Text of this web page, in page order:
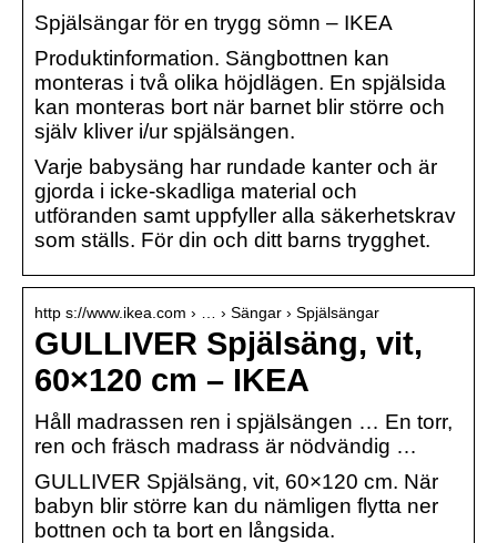
Spjälsängar för en trygg sömn – IKEA
Produktinformation. Sängbottnen kan
monteras i två olika höjdlägen. En spjälsida
kan monteras bort när barnet blir större och
själv kliver i/ur spjälsängen.
Varje babysäng har rundade kanter och är
gjorda i icke-skadliga material och
utföranden samt uppfyller alla säkerhetskrav
som ställs. För din och ditt barns trygghet.
http s://www.ikea.com › … › Sängar › Spjälsängar
GULLIVER Spjälsäng, vit,
60×120 cm – IKEA
Håll madrassen ren i spjälsängen … En torr,
ren och fräsch madrass är nödvändig …
GULLIVER Spjälsäng, vit, 60×120 cm. När
babyn blir större kan du nämligen flytta ner
bottnen och ta bort en långsida.